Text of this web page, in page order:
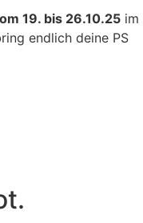
19. bis 26.10.25 im
endlich deine PS